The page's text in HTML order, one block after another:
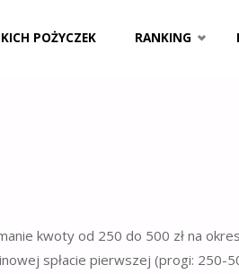
POŻYCZEK RANKING
kwoty od 250 do 500 zł na
spłacie pierwszej (progi: 250-